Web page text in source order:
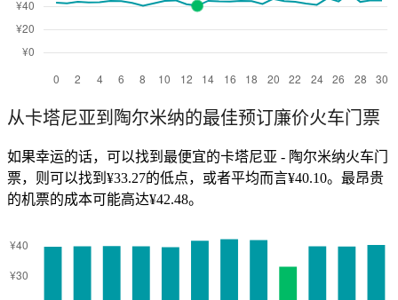
从卡塔尼亚到陶尔米纳的最佳预订廉价火车门票
如果幸运的话，可以找到最便宜的卡塔尼亚 - 陶尔米纳火车门
票，则可以找到¥33.27的低点，或者平均而言¥40.10。最昂贵
的机票的成本可能高达¥42.48。